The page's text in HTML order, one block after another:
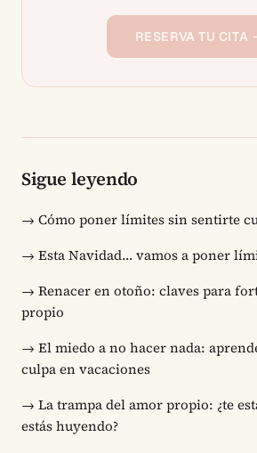
RESERVA TU CITA
Sigue leyendo
→ Cómo poner límites sin sentirte
→ Esta Navidad… vamos a poner
→ Renacer en otoño: claves para
propio
→ El miedo a no hacer nada:
culpa en vacaciones
→ La trampa del amor propio: ¿te
estás huyendo?